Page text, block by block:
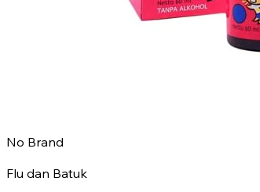
No Brand
Flu dan Batuk